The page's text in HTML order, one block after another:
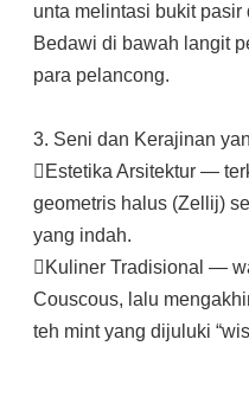
unta melintasi bukit
Bedawi di bawah langit
para pelancong.
3. Seni dan Kerajinan
Estetika Arsitektur —
geometris halus (Zellij)
yang indah.
Kuliner Tradisional —
Couscous, lalu
teh mint yang dijuluki